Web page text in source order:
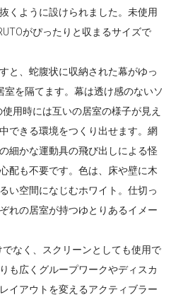
くように設けられました。未使用
がぴったりと収まるサイズで
と、蛇腹状に収納された幕がゆっ
室を隔てます。幕は透け感のないソ
用時には互いの居室の様子が見え
できる環境をつくり出せます。網
細かな運動具の飛び出しによる怪
配も不要です。色は、床や壁に木
い空間になじむホワイト。仕切っ
れの居室が持つゆとりあるイメー
なく、スクリーンとしても使用で
も広くグループワークやディスカ
イアウトを変えるアクティブラー